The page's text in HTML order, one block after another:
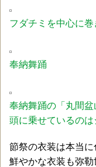
フダチミを中心に巻
奉納舞踊
奉納舞踊の「丸間盆
頭に乗せているのは
節祭の衣装は本当に
鮮やかな衣装も弥